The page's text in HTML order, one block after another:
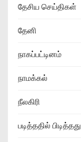
தேசிய செய்திகள்
தேனி
நாகப்பட்டினம்
நாமக்கல்
நீலகிரி
படித்ததில் பிடித்தது